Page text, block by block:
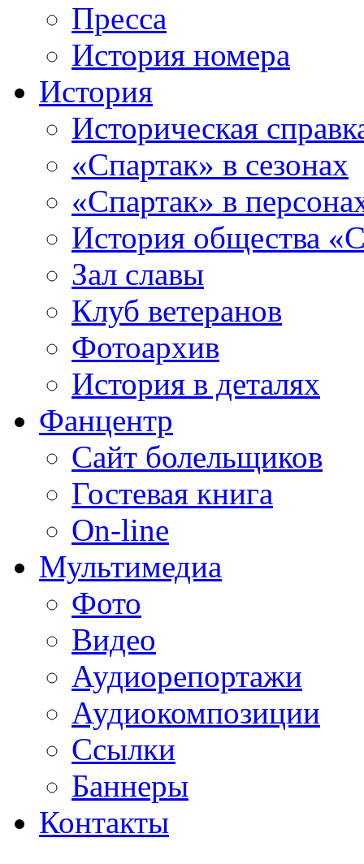
Пресса
История номера
История
Историческая
«Спартак» в сезонах
«Спартак» в
История общества
Зал славы
Клуб ветеранов
Фотоархив
История в деталях
Фанцентр
Сайт болельщиков
Гостевая книга
On-line
Мультимедиа
Фото
Видео
Аудиорепортажи
Аудиокомпозиции
Ссылки
Баннеры
Контакты